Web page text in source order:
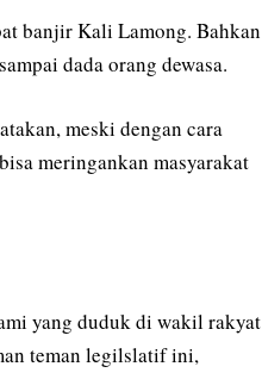
banjir Kali Lamong. Bahkan
dada orang dewasa.
meski dengan cara
meringankan masyarakat
yang duduk di wakil rakyat
teman legilslatif ini,